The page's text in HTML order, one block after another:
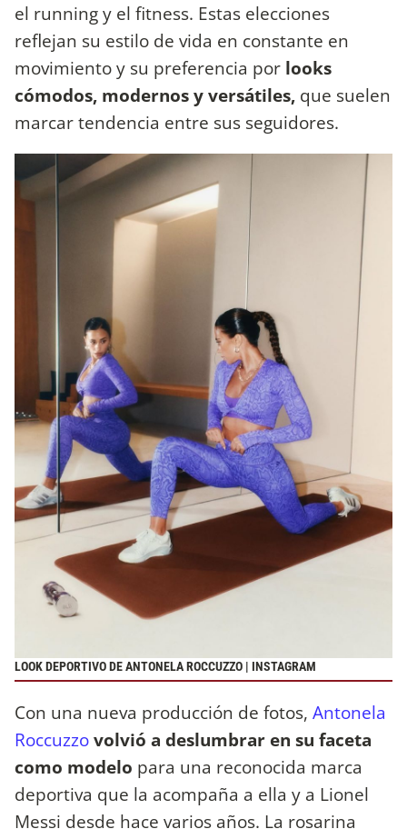
el running y el fitness. Estas elecciones
reflejan su estilo de vida en constante en
movimiento y su preferencia por looks
cómodos, modernos y versátiles, que suelen
marcar tendencia entre sus seguidores.
LOOK DEPORTIVO DE ANTONELA ROCCUZZO | INSTAGRAM
Con una nueva producción de fotos, Antonela
Roccuzzovolvió a deslumbrar en su faceta
como modelo para una reconocida marca
deportiva que la acompaña a ella y a Lionel
Messi desde hace varios años. La rosarina